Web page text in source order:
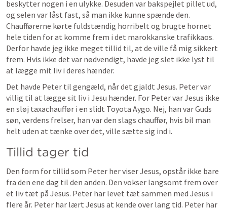
beskytter nogen i en ulykke. Desuden var bakspejlet pillet ud,
og selen var låst fast, så man ikke kunne spænde den.
Chaufførerne kørte fuldstændig horribelt og brugte hornet
hele tiden for at komme frem i det marokkanske trafikkaos.
Derfor havde jeg ikke meget tillid til, at de ville få mig sikkert
frem. Hvis ikke det var nødvendigt, havde jeg slet ikke lyst til
at lægge mit liv i deres hænder.
Det havde Peter til gengæld, når det gjaldt Jesus. Peter var
villig til at lægge sit liv i Jesu hænder. For Peter var Jesus ikke
en sløj taxachauffør i en slidt Toyota Aygo. Nej, han var Guds
søn, verdens frelser, han var den slags chauffør, hvis bil man
helt uden at tænke over det, ville sætte sig ind i.
Tillid tager tid
Den form for tillid som Peter her viser Jesus, opstår ikke bare
fra den ene dag til den anden. Den vokser langsomt frem over
et liv tæt på Jesus. Peter har levet tæt sammen med Jesus i
flere år. Peter har lært Jesus at kende over lang tid. Peter har